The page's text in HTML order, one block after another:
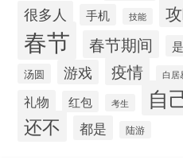
很多人 手机 技能
春节 春节期间
汤圆 游戏 疫情 白居
礼物
红包 考生 自
还不 都是 陆游